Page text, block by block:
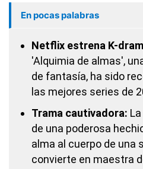
En pocas palabras
Netflix estrena K-
'Alquimia de almas',
de fantasía, ha sido
las mejores series de
Trama cautivadora:
de una poderosa
alma al cuerpo de una
convierte en maestra